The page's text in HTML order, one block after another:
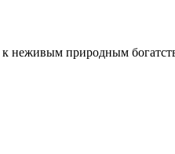
к неживым природным